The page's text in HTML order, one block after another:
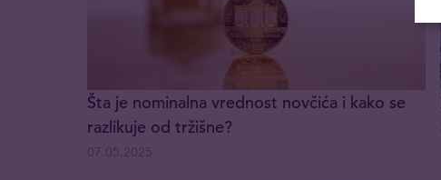
Šta je nominalna vrednost novčića i kako se
razlikuje od tržišne?